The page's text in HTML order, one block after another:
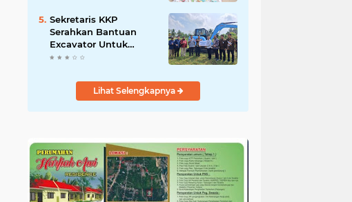
untuk Korban Banjir di
Padang
Sekretaris KKP
Serahkan Bantuan
Excavator Untuk
Pelaku Usaha
Lihat Selengkapnya